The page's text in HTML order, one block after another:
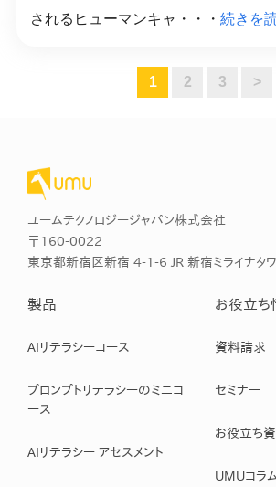
されるヒューマンキャ・・・ 続きを
1 2 3 >
ユームテクノロジージャパン株式会社
〒160-0022
東京都新宿区新宿 4-1-6 JR 新宿ミライナタ
製品
AIリテラシーコース
プロンプトリテラシーのミニコ
ース
AIリテラシー アセスメント
お役立ち
資料請求
セミナー
お役立ち
UMUコラ